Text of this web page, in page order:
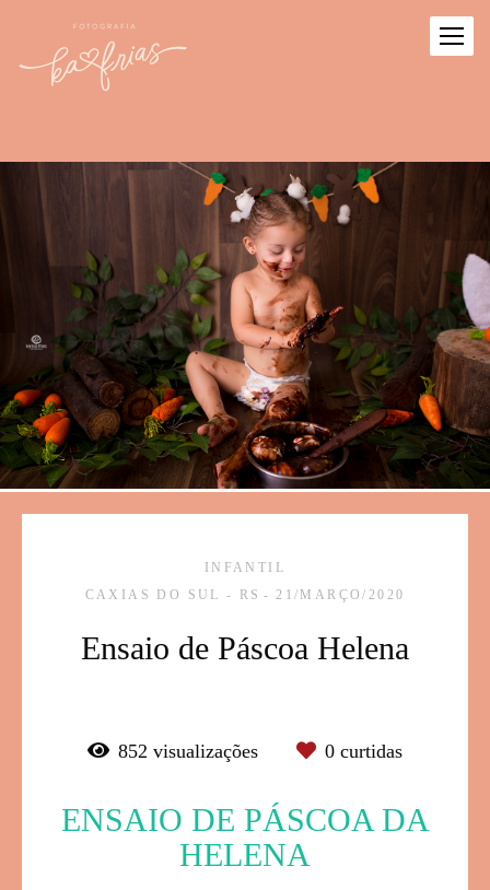
INFANTIL
CAXIAS DO SUL - RS
21/MARÇO/2020
Ensaio de Páscoa Helena
852 visualizações 0 curtidas
ENSAIO DE PÁSCOA DA
HELENA